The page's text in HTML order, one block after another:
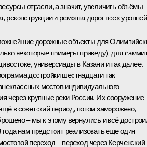
отрасли, а значит, увеличить объёмы
реконструкции и ремонта дорог всех
дорожные объекты для
некоторые примеры приведу), для
универсиады в Казани и так далее.
достройки шестнадцати так
мостов индивидуального
через крупные реки России. Их сооружение
в советский период, потом заморожено,
– мы к этому вернулись и всё
года нам предстоит реализовать ещё один
переход – переход через Керченский